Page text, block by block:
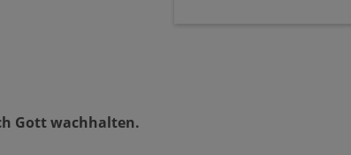
Gott wachhalten.